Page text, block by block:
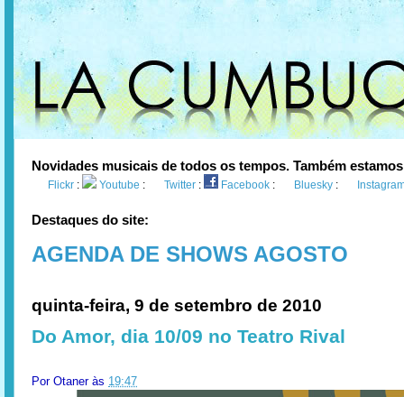
Novidades musicais de todos os tempos. Também
Flickr : Youtube : Twitter : Facebook : Bluesky :
Destaques do site:
AGENDA DE SHOWS AGOSTO
quinta-feira, 9 de setembro de 2010
Do Amor, dia 10/09 no Teatro Rival
Por Otaner às 19:47